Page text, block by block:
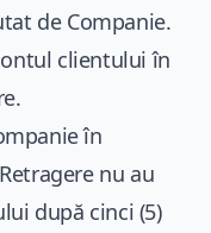
de Companie.
clientului în
în
nu au
după cinci (5)